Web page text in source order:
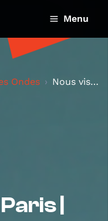
Menu
Ondes Nous visitons Paris | épisode 4 : le local des Enf...
|